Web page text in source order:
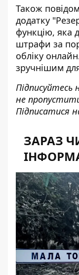
Також
додатку
функцію, яка
штрафи за
обліку
зручнішим
Підписуйтесь
не
Підписатися
ЗАРАЗ